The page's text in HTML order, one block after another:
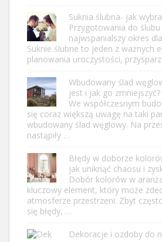
Suknia ślubna- jak
Przygotowania do
najwspanialszy okres
Suknie ślubne to jeden z ważnych
planowania uroczystości,
Wbudowany ślad
jest i jak go zmniejszyć?
We współczesnym
się coraz większą uwagę na taki
wbudowany ślad węglowy. Na
nastąpiły …
Błędy w doborze
jak uniknąć chaosu i
Dobór kolorów w
kluczowy element, który może
atmosferze przestrzeni. Zbyt
się błędy, …
Dekoracje i ozdoby do